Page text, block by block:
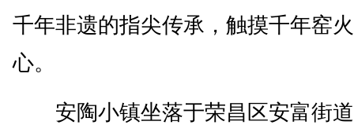
千年非遗的指尖传承，触摸千年窑
心。
安陶小镇坐落于荣昌区安富街道